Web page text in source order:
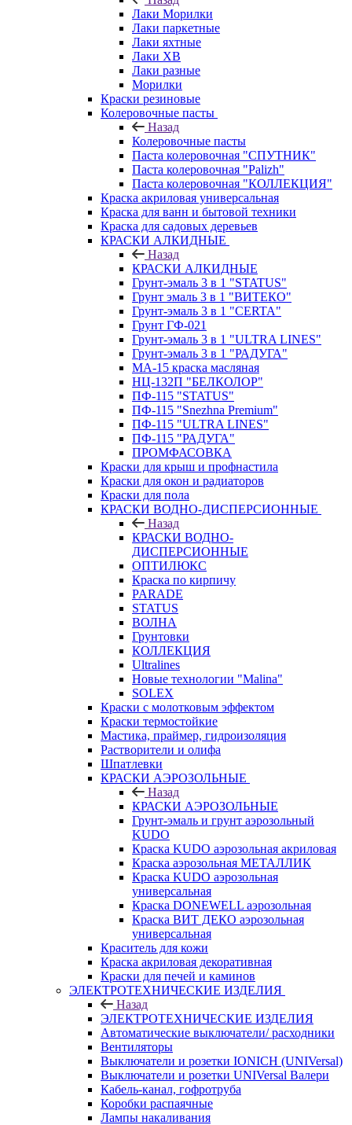
Лаки Морилки
Лаки паркетные
Лаки яхтные
Лаки ХВ
Лаки разные
Морилки
Краски резиновые
Колеровочные пасты
Назад
Колеровочные пасты
Паста колеровочная "СПУТНИК"
Паста колеровочная "Palizh"
Паста колеровочная "КОЛЛЕКЦИЯ"
Краска акриловая универсальная
Краска для ванн и бытовой техники
Краска для садовых деревьев
КРАСКИ АЛКИДНЫЕ
Назад
КРАСКИ АЛКИДНЫЕ
Грунт-эмаль 3 в 1 "STATUS"
Грунт эмаль 3 в 1 "ВИТЕКО"
Грунт-эмаль 3 в 1 "CERTA"
Грунт ГФ-021
Грунт-эмаль 3 в 1 "ULTRA LINES"
Грунт-эмаль 3 в 1 "РАДУГА"
МА-15 краска масляная
НЦ-132П "БЕЛКОЛОР"
ПФ-115 "STATUS"
ПФ-115 "Snezhna Premium"
ПФ-115 "ULTRA LINES"
ПФ-115 "РАДУГА"
ПРОМФАСОВКА
Краски для крыш и профнастила
Краски для окон и радиаторов
Краски для пола
КРАСКИ ВОДНО-ДИСПЕРСИОННЫЕ
Назад
КРАСКИ ВОДНО-
ДИСПЕРСИОННЫЕ
ОПТИЛЮКС
Краска по кирпичу
PARADE
STATUS
ВОЛНА
Грунтовки
КОЛЛЕКЦИЯ
Ultralines
Новые технологии "Malina"
SOLEX
Краски с молотковым эффектом
Краски термостойкие
Мастика, праймер, гидроизоляция
Растворители и олифа
Шпатлевки
КРАСКИ АЭРОЗОЛЬНЫЕ
Назад
КРАСКИ АЭРОЗОЛЬНЫЕ
Грунт-эмаль и грунт аэрозольный
KUDO
Краска KUDO аэрозольная акриловая
Краска аэрозольная МЕТАЛЛИК
Краска KUDO аэрозольная
универсальная
Краска DONEWELL аэрозольная
Краска ВИТ ДЕКО аэрозольная
универсальная
Краситель для кожи
Краска акриловая декоративная
Краски для печей и каминов
ЭЛЕКТРОТЕХНИЧЕСКИЕ ИЗДЕЛИЯ
Назад
ЭЛЕКТРОТЕХНИЧЕСКИЕ ИЗДЕЛИЯ
Автоматические выключатели/ расходники
Вентиляторы
Выключатели и розетки IONICH (UNIVersal)
Выключатели и розетки UNIVersal Валери
Кабель-канал, гофротруба
Коробки распаячные
Лампы накаливания